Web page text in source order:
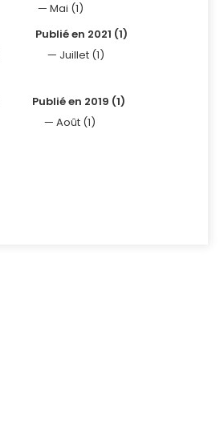
Mai (1)
Publié en 2021 (1)
Juillet (1)
Publié en 2019 (1)
Août (1)